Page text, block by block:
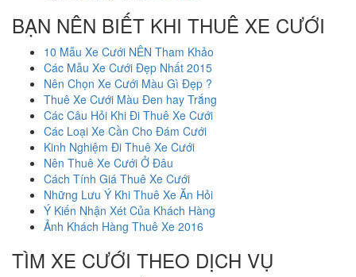
BẠN NÊN BIẾT KHI THUÊ XE CƯỚI
10 Mẫu Xe Cưới NÊN Tham Khảo
Các Mẫu Xe Cưới Đẹp Nhất 2015
Nên Chọn Xe Cưới Màu Gì Đẹp ?
Thuê Xe Cưới Màu Đen hay Trắng
Các Câu Hỏi Khi Đi Thuê Xe Cưới
Các Loại Xe Cần Cho Đám Cưới
Kinh Nghiệm Đi Thuê Xe Cưới
Nên Thuê Xe Cưới Ở Đâu
Cách Tính Giá Thuê Xe Cưới
Những Lưu Ý Khi Thuê Xe Ăn Hỏi
Ý Kiến Nhận Xét Của Khách Hàng
Ảnh Khách Hàng Thuê Xe 2016
TÌM XE CƯỚI THEO DỊCH VỤ